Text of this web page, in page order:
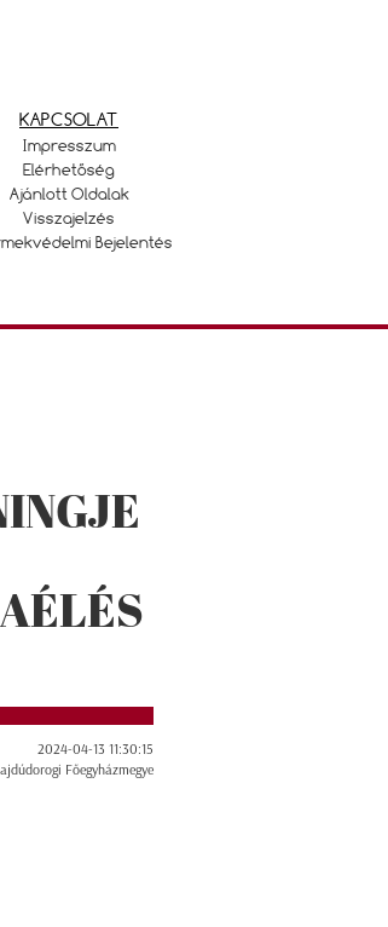
KAPCSOLAT
Impresszum
Elérhetőség
Ajánlott Oldalak
Visszajelzés
Bejelentés
2024-04-13 11:30:15
Főegyházmegye